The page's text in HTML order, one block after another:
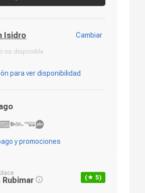
Isidro Cambiar
no disponible
para ver disponibilidad
y promociones
(★ 5)